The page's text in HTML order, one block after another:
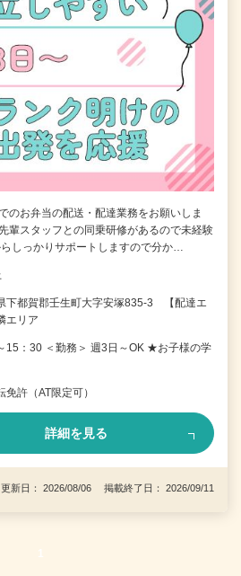
のお弁当の配送・配達業務をお願いしま
輩スタッフとの同乗研修があるので未経験
しっかりサポートしますので分か…
下都賀郡壬生町大字安塚835-3 【配達エ
エリア
15：30 ＜勤務＞ 週3日～OK ★お子様の学
許（AT限定可）
詳細を見る
更新日： 2026/08/06 掲載終了日： 2026/09/11
1